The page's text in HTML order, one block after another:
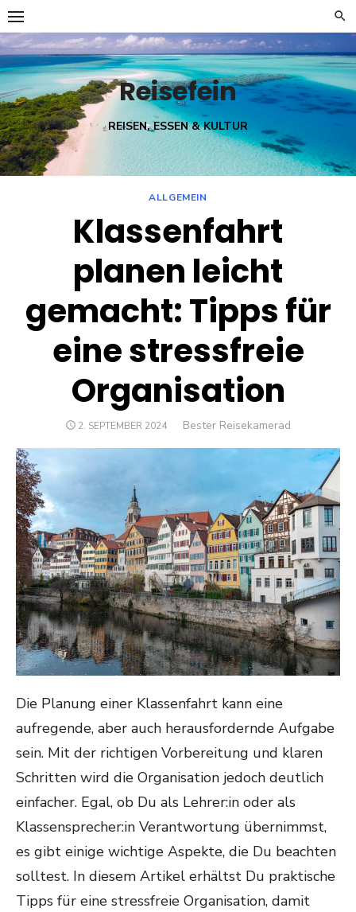
Skip
to
content
Reisefein
REISEN, ESSEN & KULTUR
ALLGEMEIN
Klassenfahrt
planen leicht
gemacht: Tipps für
eine stressfreie
Organisation
POSTED
2. SEPTEMBER 2024 Author
Bester Reisekamerad
Die Planung einer Klassenfahrt kann eine
aufregende, aber auch herausfordernde Aufgabe
sein. Mit der richtigen Vorbereitung und klaren
Schritten wird die Organisation jedoch deutlich
einfacher. Egal, ob Du als Lehrer:in oder als
Klassensprecher:in Verantwortung übernimmst,
es gibt einige wichtige Aspekte, die Du beachten
solltest. In diesem Artikel erhältst Du praktische
Tipps für eine stressfreie Organisation, damit